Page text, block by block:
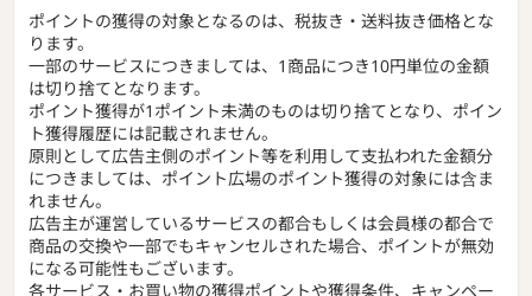
ポイントの獲得の対象となるのは、税抜き・送料抜き価格とな
ります。
一部のサービスにつきましては、1商品につき10円単位の金額
は切り捨てとなります。
ポイント獲得が1ポイント未満のものは切り捨てとなり、ポイン
ト獲得履歴には記載されません。
原則として広告主側のポイント等を利用して支払われた金額分
につきましては、ポイント広場のポイント獲得の対象には含ま
れません。
広告主が運営しているサービスの都合もしくは会員様の都合で
商品の交換や一部でもキャンセルされた場合、ポイントが無効
になる可能性もございます。
各サービス・お買い物の獲得ポイントや獲得条件、キャンペー